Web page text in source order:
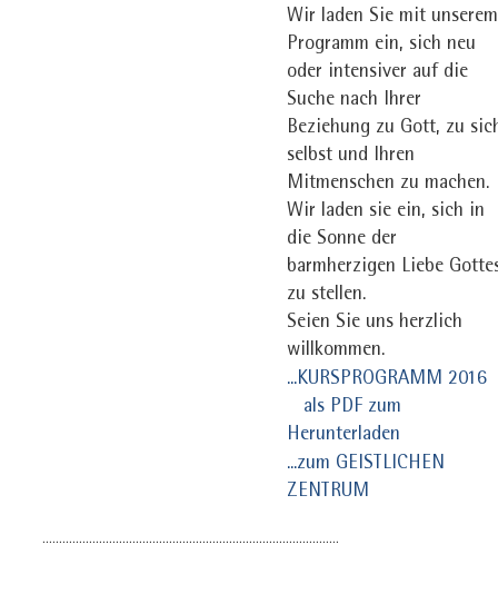
Wir laden Sie mit unserem
Programm ein, sich neu
oder intensiver auf die
Suche nach Ihrer
Beziehung zu Gott, zu
selbst und Ihren
Mitmenschen zu machen.
Wir laden sie ein, sich in
die Sonne der
barmherzigen Liebe
zu stellen.
Seien Sie uns herzlich
willkommen.
...KURSPROGRAMM 2016
als PDF zum
Herunterladen
...zum GEISTLICHEN
ZENTRUM
.........................................................................................